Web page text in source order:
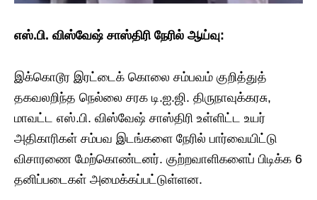
​எஸ்.பி. விஸ்வேஷ் சாஸ்திரி நேரில் ஆய்வு:
இக்கொடூர இரட்டைக் கொலை சம்பவம் குறித்துத்
தகவலறிந்த நெல்லை சரக டி.ஐ.ஜி. திருநாவுக்கரசு,
மாவட்ட எஸ்.பி. விஸ்வேஷ் சாஸ்திரி உள்ளிட்ட உயர்
அதிகாரிகள் சம்பவ இடங்களை நேரில் பார்வையிட்டு
விசாரணை மேற்கொண்டனர். குற்றவாளிகளைப் பிடிக்க 6
தனிப்படைகள் அமைக்கப்பட்டுள்ளன.